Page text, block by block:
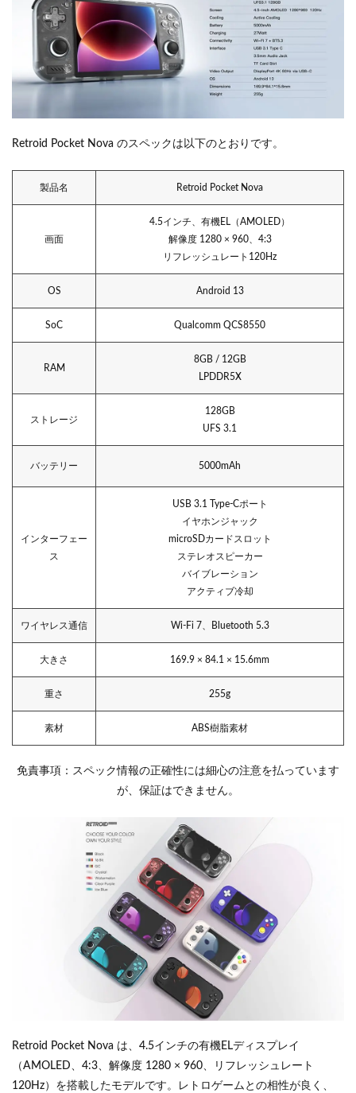
Retroid Pocket Nova のスペックは以下のとおりです。
製品名 Retroid Pocket Nova
画面
4.5インチ、有機EL（AMOLED）
解像度 1280 × 960、4:3
リフレッシュレート120Hz
OS Android 13
SoC Qualcomm QCS8550
RAM
8GB / 12GB
LPDDR5X
ストレージ
128GB
UFS 3.1
バッテリー 5000mAh
インターフェー
ス
USB 3.1 Type-Cポート
イヤホンジャック
microSDカードスロット
ステレオスピーカー
バイブレーション
アクティブ冷却
ワイヤレス通信 Wi-Fi 7、Bluetooth 5.3
大きさ 169.9 × 84.1 × 15.6mm
重さ 255g
素材 ABS樹脂素材
免責事項：スペック情報の正確性には細心の注意を払っています
が、保証はできません。
Retroid Pocket Nova は、4.5インチの有機ELディスプレイ
（AMOLED、4:3、解像度 1280 × 960、リフレッシュレート
120Hz）を搭載したモデルです。レトロゲームとの相性が良く、